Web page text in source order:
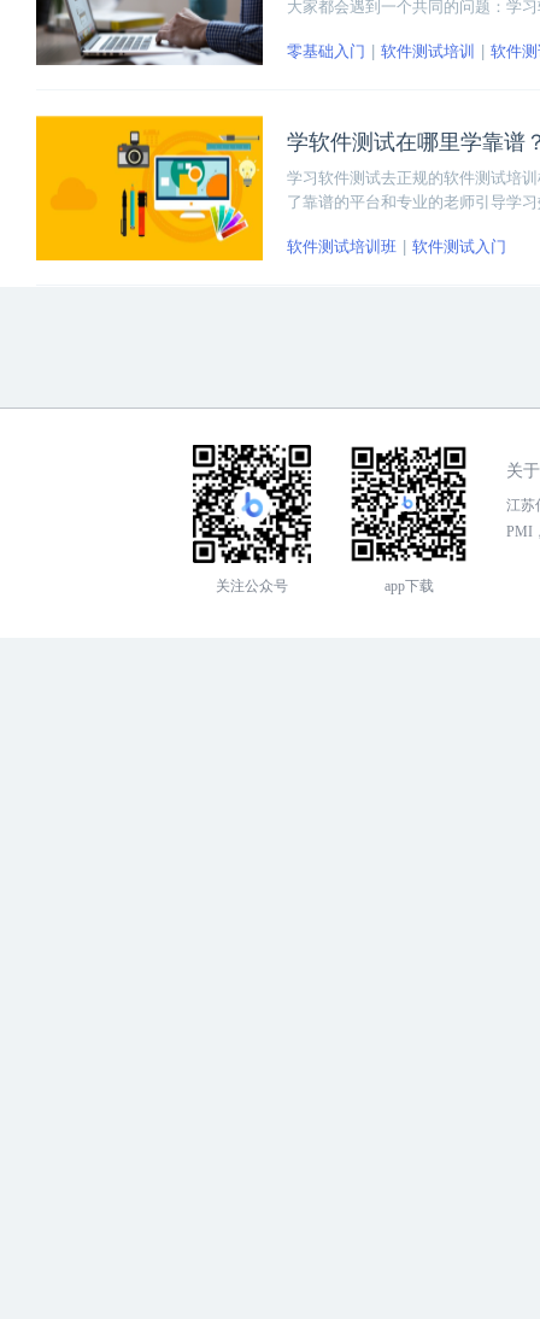
大家都会遇到一个共同的问题：学
们起来看看参加软件测试培训的好
零基础入门 软件测试培训 软件
学软件测试在哪里学靠谱
学习软件测试去正规的软件测试培
了靠谱的平台和专业的老师引导学
软件测试培训班 软件测试入门
关注公众号 app下载
关
江苏
PMI